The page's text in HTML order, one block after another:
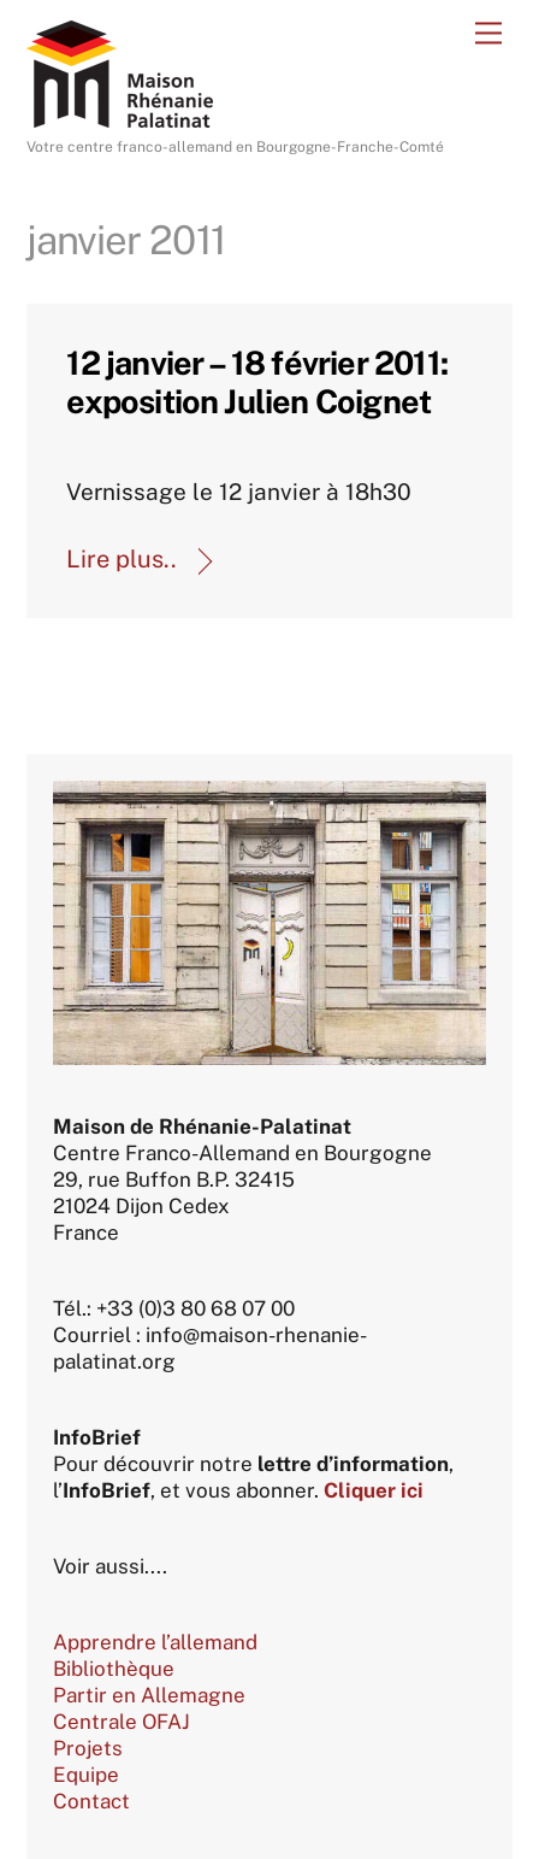
content
Votre centre franco-allemand en Bourgogne-Franche-Comté
janvier 2011
12 janvier – 18 février 2011:
exposition Julien Coignet
Vernissage le 12 janvier à 18h30
Lire plus..
Maison de Rhénanie-Palatinat
Centre Franco-Allemand en Bourgogne
29, rue Buffon B.P. 32415
21024 Dijon Cedex
France
Tél.: +33 (0)3 80 68 07 00
Courriel : info@maison-rhenanie-
palatinat.org
InfoBrief
Pour découvrir notre lettre d’information,
l’InfoBrief, et vous abonner.Cliquer ici
Voir aussi....
Apprendre l’allemand
Bibliothèque
Partir en Allemagne
Centrale OFAJ
Projets
Equipe
Contact